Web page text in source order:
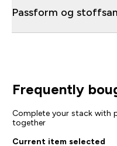
Passform og
Frequently
Complete your stack with
together
Current item selected